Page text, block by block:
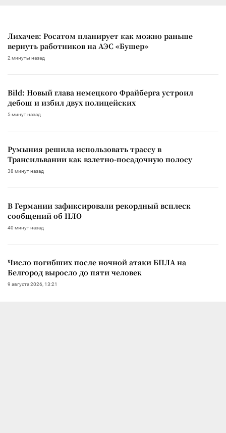
Лихачев: Росатом планирует как можно раньше
вернуть работников на АЭС «Бушер»
2 минуты назад
Bild: Новый глава немецкого Фрайберга устроил
дебош и избил двух полицейских
5 минут назад
Румыния решила использовать трассу в
Трансильвании как взлетно-посадочную полосу
38 минут назад
В Германии зафиксировали рекордный всплеск
сообщений об НЛО
40 минут назад
Число погибших после ночной атаки БПЛА на
Белгород выросло до пяти человек
9 августа 2026, 13:21